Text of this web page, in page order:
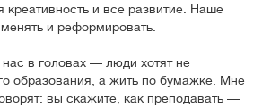
креативность и все развитие. Наше
и реформировать.
в головах — люди хотят не
образования, а жить по бумажке. Мне
вы скажите, как преподавать —